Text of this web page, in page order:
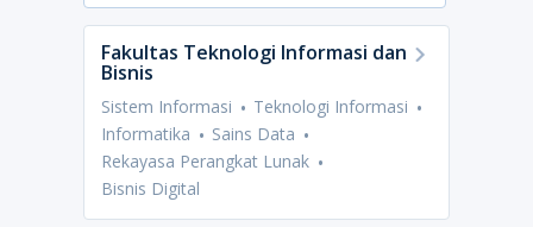
Fakultas Teknologi Informasi dan
Bisnis
Sistem Informasi
Teknologi Informasi
Informatika
Sains Data
Rekayasa Perangkat Lunak
Bisnis Digital